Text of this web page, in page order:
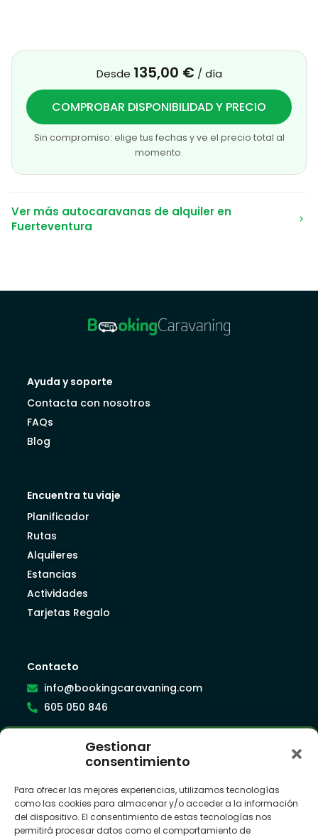
Gestionar
consentimiento
Para ofrecer las mejores experiencias, utilizamos tecnologías
como las cookies para almacenar y/o acceder a la información
del dispositivo. El consentimiento de estas tecnologías nos
permitirá procesar datos como el comportamiento de
Desde 135,00 € / día
COMPROBAR DISPONIBILIDAD Y PRECIO
Sin compromiso: elige tus fechas y ve el precio total al
momento.
Ver más autocaravanas de alquiler en
Fuerteventura
Ayuda y soporte
Contacta con nosotros
FAQs
Blog
Encuentra tu viaje
Planificador
Rutas
Alquileres
Estancias
Actividades
Tarjetas Regalo
Contacto
info@bookingcaravaning.com
605 050 846
Síguenos
Suscríbete a nuestra newsletter